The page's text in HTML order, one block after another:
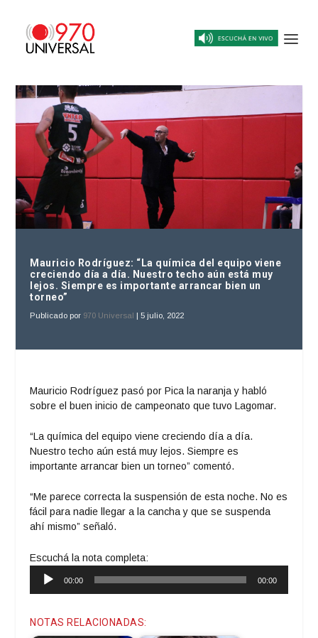
Mauricio Rodríguez: “La química del equipo viene
creciendo día a día. Nuestro techo aún está muy
lejos. Siempre es importante arrancar bien un
torneo”
Publicado por 970 Universal |5 julio, 2022
Mauricio Rodríguez pasó por Pica la naranja y habló
sobre el buen inicio de campeonato que tuvo Lagomar.
“La química del equipo viene creciendo día a día.
Nuestro techo aún está muy lejos. Siempre es
importante arrancar bien un torneo” comentó.
“Me parece correcta la suspensión de esta noche. No es
fácil para nadie llegar a la cancha y que se suspenda
ahí mismo” señaló.
Escuchá la nota completa:
Reproductor
00:00 00:00
NOTAS RELACIONADAS: